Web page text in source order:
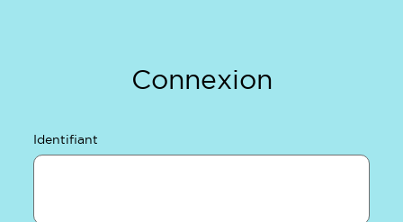
Connexion
Identifiant